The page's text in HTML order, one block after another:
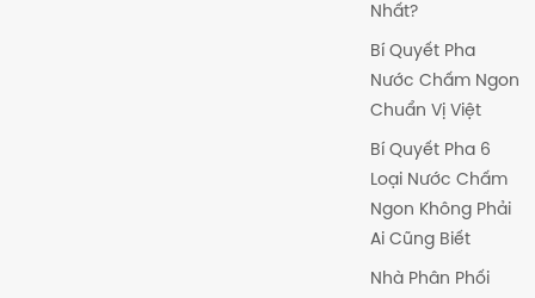
Nhất?
Bí Quyết Pha
Nước Chấm Ngon
Chuẩn Vị Việt
Bí Quyết Pha 6
Loại Nước Chấm
Ngon Không Phải
Ai Cũng Biết
Nhà Phân Phối